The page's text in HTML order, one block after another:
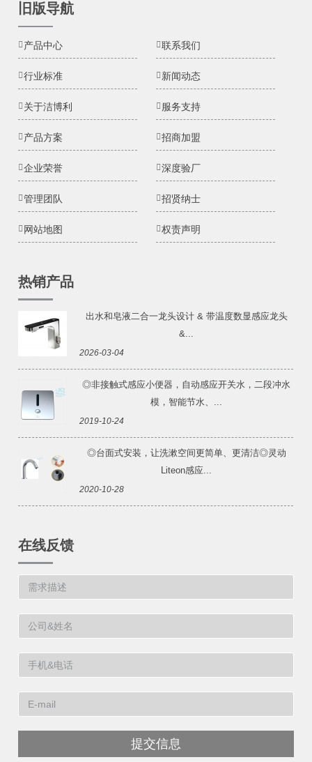
旧版导航
产品中心 联系我们
行业标准 新闻动态
关于洁博利 服务支持
产品方案 招商加盟
企业荣誉 深度验厂
管理团队 招贤纳士
网站地图 权责声明
热销产品
出水和皂液二合一龙头设计 & 带温度数显感应龙头
&...
2026-03-04
◎非接触式感应小便器，自动感应开关水，二段冲水
模，智能节水、...
2019-10-24
◎台面式安装，让洗漱空间更简单、更清洁◎灵动
Liteon感应...
2020-10-28
在线反馈
提交信息